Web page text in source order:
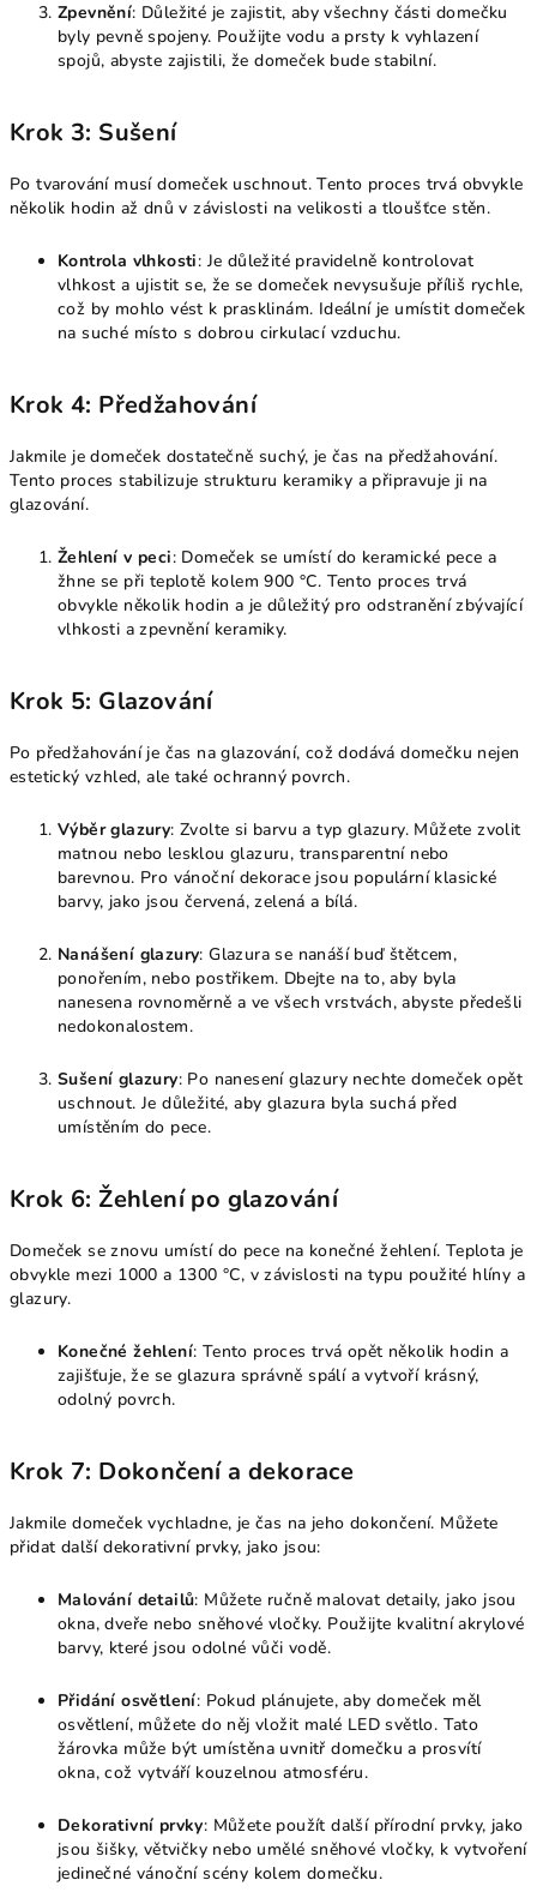
Zpevnění: Důležité je zajistit, aby všechny části domečku
byly pevně spojeny. Použijte vodu a prsty k vyhlazení
spojů, abyste zajistili, že domeček bude stabilní.
Krok 3: Sušení
Po tvarování musí domeček uschnout. Tento proces trvá obvykle
několik hodin až dnů v závislosti na velikosti a tloušťce stěn.
Kontrola vlhkosti: Je důležité pravidelně kontrolovat
vlhkost a ujistit se, že se domeček nevysušuje příliš rychle,
což by mohlo vést k prasklinám. Ideální je umístit domeček
na suché místo s dobrou cirkulací vzduchu.
Krok 4: Předžahování
Jakmile je domeček dostatečně suchý, je čas na předžahování.
Tento proces stabilizuje strukturu keramiky a připravuje ji na
glazování.
Žehlení v peci: Domeček se umístí do keramické pece a
žhne se při teplotě kolem 900 °C. Tento proces trvá
obvykle několik hodin a je důležitý pro odstranění zbývající
vlhkosti a zpevnění keramiky.
Krok 5: Glazování
Po předžahování je čas na glazování, což dodává domečku nejen
estetický vzhled, ale také ochranný povrch.
Výběr glazury: Zvolte si barvu a typ glazury. Můžete zvolit
matnou nebo lesklou glazuru, transparentní nebo
barevnou. Pro vánoční dekorace jsou populární klasické
barvy, jako jsou červená, zelená a bílá.
Nanášení glazury: Glazura se nanáší buď štětcem,
ponořením, nebo postřikem. Dbejte na to, aby byla
nanesena rovnoměrně a ve všech vrstvách, abyste předešli
nedokonalostem.
Sušení glazury: Po nanesení glazury nechte domeček opět
uschnout. Je důležité, aby glazura byla suchá před
umístěním do pece.
Krok 6: Žehlení po glazování
Domeček se znovu umístí do pece na konečné žehlení. Teplota je
obvykle mezi 1000 a 1300 °C, v závislosti na typu použité hlíny a
glazury.
Konečné žehlení: Tento proces trvá opět několik hodin a
zajišťuje, že se glazura správně spálí a vytvoří krásný,
odolný povrch.
Krok 7: Dokončení a dekorace
Jakmile domeček vychladne, je čas na jeho dokončení. Můžete
přidat další dekorativní prvky, jako jsou:
Malování detailů: Můžete ručně malovat detaily, jako jsou
okna, dveře nebo sněhové vločky. Použijte kvalitní akrylové
barvy, které jsou odolné vůči vodě.
Přidání osvětlení: Pokud plánujete, aby domeček měl
osvětlení, můžete do něj vložit malé LED světlo. Tato
žárovka může být umístěna uvnitř domečku a prosvítí
okna, což vytváří kouzelnou atmosféru.
Dekorativní prvky: Můžete použít další přírodní prvky, jako
jsou šišky, větvičky nebo umělé sněhové vločky, k vytvoření
jedinečné vánoční scény kolem domečku.